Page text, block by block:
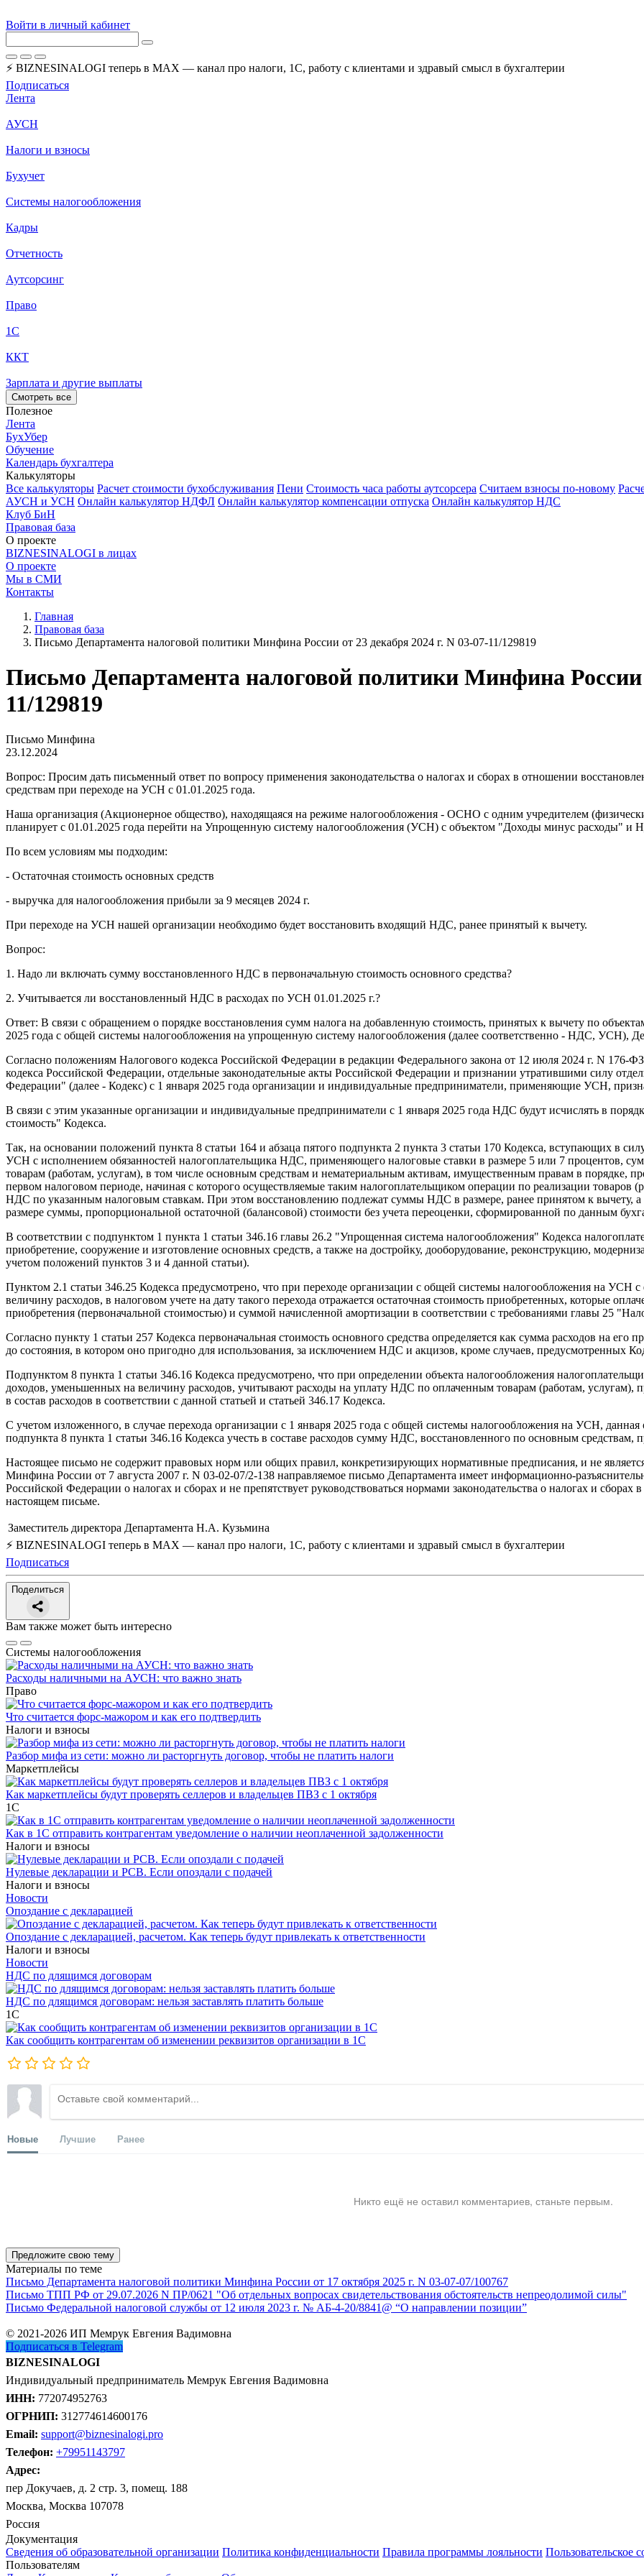
Войти в личный кабинет
⚡ BIZNESINALOGI теперь в MAX — канал про налоги, 1С, работу с клиентами и здравый смысл в бухгалтерии
Подписаться
Лента
АУСН
Налоги и взносы
Бухучет
Системы налогообложения
Кадры
Отчетность
Аутсорсинг
Право
1С
ККТ
Зарплата и другие выплаты
Смотреть все
Полезное
Лента
БухУбер
Обучение
Календарь бухгалтера
Калькуляторы
Все калькуляторы Расчет стоимости бухобслуживания Пени Стоимость часа работы аутсорсера Считаем взносы по-новому
АУСН и УСН Онлайн калькулятор НДФЛ Онлайн калькулятор компенсации отпуска Онлайн калькулятор НДС
Клуб БиН
Правовая база
О проекте
BIZNESINALOGI в лицах
О проекте
Мы в СМИ
Контакты
Главная
Правовая база
Письмо Департамента налоговой политики Минфина России от 23 декабря 2024 г. N 03-07-11/129819
Письмо Департамента налоговой политики Минфина России
11/129819
Письмо Минфина
23.12.2024
Вопрос: Просим дать письменный ответ по вопросу применения законодательства о налогах и сборах в отношении
средствам при переходе на УСН с 01.01.2025 года.
Наша организация (Акционерное общество), находящаяся на режиме налогообложения - ОСНО с одним учредителем
планирует с 01.01.2025 года перейти на Упрощенную систему налогообложения (УСН) с объектом "Доходы минус расходы" и
По всем условиям мы подходим:
- Остаточная стоимость основных средств
- выручка для налогообложения прибыли за 9 месяцев 2024 г.
При переходе на УСН нашей организации необходимо будет восстановить входящий НДС, ранее принятый к вычету.
Вопрос:
1. Надо ли включать сумму восстановленного НДС в первоначальную стоимость основного средства?
2. Учитывается ли восстановленный НДС в расходах по УСН 01.01.2025 г.?
Ответ: В связи с обращением о порядке восстановления сумм налога на добавленную стоимость, принятых к вычету по
2025 года с общей системы налогообложения на упрощенную систему налогообложения (далее соответственно - НДС, УСН),
Согласно положениям Налогового кодекса Российской Федерации в редакции Федерального закона от 12 июля 2024 г. N
кодекса Российской Федерации, отдельные законодательные акты Российской Федерации и признании утратившими силу
Федерации" (далее - Кодекс) с 1 января 2025 года организации и индивидуальные предприниматели, применяющие УСН,
В связи с этим указанные организации и индивидуальные предприниматели с 1 января 2025 года НДС будут исчислять в
стоимость" Кодекса.
Так, на основании положений пункта 8 статьи 164 и абзаца пятого подпункта 2 пункта 3 статьи 170 Кодекса, вступающих в
УСН с исполнением обязанностей налогоплательщика НДС, применяющего налоговые ставки в размере 5 или 7 процентов,
товарам (работам, услугам), в том числе основным средствам и нематериальным активам, имущественным правам в порядке,
первом налоговом периоде, начиная с которого осуществляемые таким налогоплательщиком операции по реализации
НДС по указанным налоговым ставкам. При этом восстановлению подлежат суммы НДС в размере, ранее принятом к вычету,
размере суммы, пропорциональной остаточной (балансовой) стоимости без учета переоценки, сформированной по данным
В соответствии с подпунктом 1 пункта 1 статьи 346.16 главы 26.2 "Упрощенная система налогообложения" Кодекса
приобретение, сооружение и изготовление основных средств, а также на достройку, дооборудование, реконструкцию,
учетом положений пунктов 3 и 4 данной статьи).
Пунктом 2.1 статьи 346.25 Кодекса предусмотрено, что при переходе организации с общей системы налогообложения на УСН
величину расходов, в налоговом учете на дату такого перехода отражается остаточная стоимость приобретенных, которые
приобретения (первоначальной стоимостью) и суммой начисленной амортизации в соответствии с требованиями главы 25
Согласно пункту 1 статьи 257 Кодекса первоначальная стоимость основного средства определяется как сумма расходов на его
до состояния, в котором оно пригодно для использования, за исключением НДС и акцизов, кроме случаев, предусмотренных
Подпунктом 8 пункта 1 статьи 346.16 Кодекса предусмотрено, что при определении объекта налогообложения
доходов, уменьшенных на величину расходов, учитывают расходы на уплату НДС по оплаченным товарам (работам,
в состав расходов в соответствии с данной статьей и статьей 346.17 Кодекса.
С учетом изложенного, в случае перехода организации с 1 января 2025 года с общей системы налогообложения на УСН,
подпункта 8 пункта 1 статьи 346.16 Кодекса учесть в составе расходов сумму НДС, восстановленного по основным
Настоящее письмо не содержит правовых норм или общих правил, конкретизирующих нормативные предписания, и не
Минфина России от 7 августа 2007 г. N 03-02-07/2-138 направляемое письмо Департамента имеет информационно-
Российской Федерации о налогах и сборах и не препятствует руководствоваться нормами законодательства о налогах и
настоящем письме.
Заместитель директора Департамента Н.А. Кузьмина
⚡ BIZNESINALOGI теперь в MAX — канал про налоги, 1С, работу с клиентами и здравый смысл в бухгалтерии
Подписаться
Поделиться
Вам также может быть интересно
Системы налогообложения
Расходы наличными на АУСН: что важно знать
Право
Что считается форс-мажором и как его подтвердить
Налоги и взносы
Разбор мифа из сети: можно ли расторгнуть договор, чтобы не платить налоги
Маркетплейсы
Как маркетплейсы будут проверять селлеров и владельцев ПВЗ с 1 октября
1С
Как в 1С отправить контрагентам уведомление о наличии неоплаченной задолженности
Налоги и взносы
Нулевые декларации и РСВ. Если опоздали с подачей
Налоги и взносы
Новости
Опоздание с декларацией
Опоздание с декларацией, расчетом. Как теперь будут привлекать к ответственности
Налоги и взносы
Новости
НДС по длящимся договорам
НДС по длящимся договорам: нельзя заставлять платить больше
1С
Как сообщить контрагентам об изменении реквизитов организации в 1C
Новые Лучшие Ранее
Никто ещё не оставил комментариев, станьте первым.
Предложите свою тему
Материалы по теме
Письмо Департамента налоговой политики Минфина России от 17 октября 2025 г. N 03-07-07/100767
Письмо ТПП РФ от 29.07.2026 N ПР/0621 "Об отдельных вопросах свидетельствования обстоятельств непреодолимой силы"
Письмо Федеральной налоговой службы от 12 июля 2023 г. № АБ-4-20/8841@ “О направлении позиции”
© 2021-2026 ИП Мемрук Евгения Вадимовна
Подписаться в Telegram
BIZNESINALOGI
Индивидуальный предприниматель Мемрук Евгения Вадимовна
ИНН: 772074952763
ОГРНИП: 312774614600176
Email: support@biznesinalogi.pro
Телефон: +79951143797
Адрес:
пер Докучаев, д. 2 стр. 3, помещ. 188
Москва, Москва 107078
Россия
Документация
Сведения об образовательной организации Политика конфиденциальности Правила программы лояльности Пользовательское
Пользователям